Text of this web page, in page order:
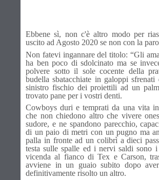
Ebbene sì, non c'è altro modo per
uscito ad Agosto 2020 se non con la
Non fatevi ingannare del titolo: “Gli
ha ben poco di sdolcinato ma se
polvere sotto il sole cocente della
budella sbatacchiate in galoppi
sinistro fischio dei proiettili ad un
trovato pane per i vostri denti.
Cowboys duri e temprati da una vita
che non chiedono altro che vivere
sudore, e ne spandono parecchio,
di un paio di metri con un pugno ma
palla in fronte ad un colibrì a dieci
testa sulle spalle ed i nervi saldi sono i
vicenda al fianco di Tex e Carson,
avviene in un guaio subito dopo
definitivamente risolto un altro.